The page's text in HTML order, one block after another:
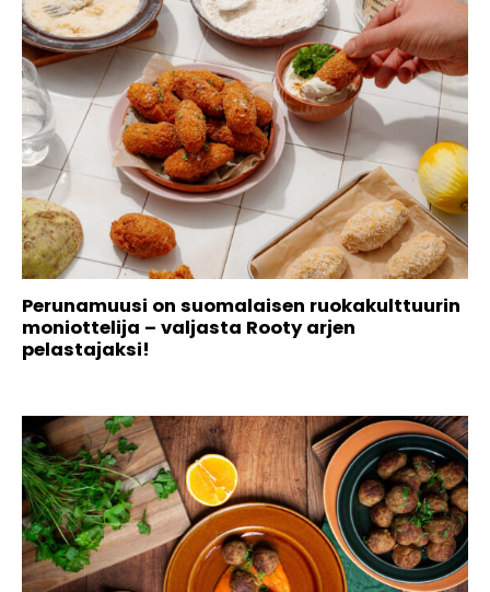
Perunamuusi on suomalaisen ruokakulttuurin
moniottelija – valjasta Rooty arjen
pelastajaksi!